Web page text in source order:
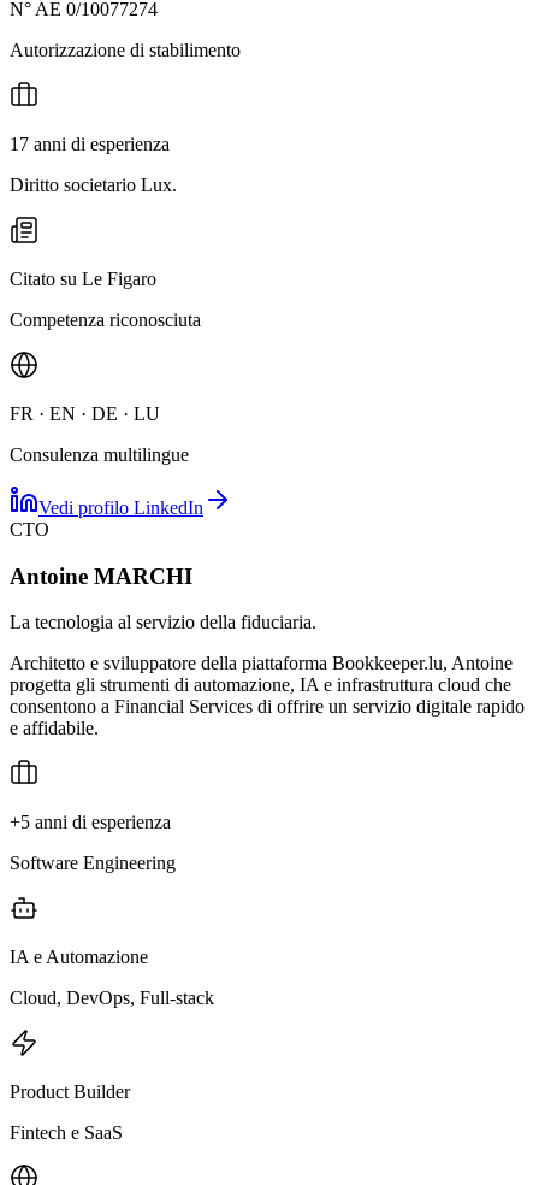
N° AE 0/10077274
Autorizzazione di stabilimento
17 anni di esperienza
Diritto societario Lux.
Citato su Le Figaro
Competenza riconosciuta
FR · EN · DE · LU
Consulenza multilingue
Vedi profilo LinkedIn
CTO
Antoine MARCHI
La tecnologia al servizio della fiduciaria.
Architetto e sviluppatore della piattaforma Bookkeeper.lu, Antoine
progetta gli strumenti di automazione, IA e infrastruttura cloud che
consentono a Financial Services di offrire un servizio digitale rapido
e affidabile.
+5 anni di esperienza
Software Engineering
IA e Automazione
Cloud, DevOps, Full-stack
Product Builder
Fintech e SaaS